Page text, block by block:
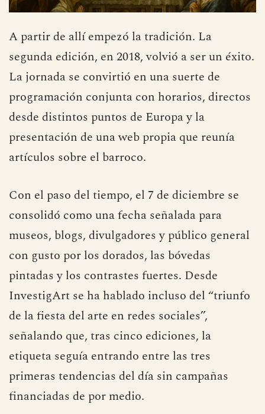
A partir de allí empezó la tradición. La
segunda edición, en 2018, volvió a ser un éxito.
La jornada se convirtió en una suerte de
programación conjunta con horarios, directos
desde distintos puntos de Europa y la
presentación de una web propia que reunía
artículos sobre el barroco.
Con el paso del tiempo, el 7 de diciembre se
consolidó como una fecha señalada para
museos, blogs, divulgadores y público general
con gusto por los dorados, las bóvedas
pintadas y los contrastes fuertes. Desde
InvestigArt se ha hablado incluso del “triunfo
de la fiesta del arte en redes sociales”,
señalando que, tras cinco ediciones, la
etiqueta seguía entrando entre las tres
primeras tendencias del día sin campañas
financiadas de por medio.